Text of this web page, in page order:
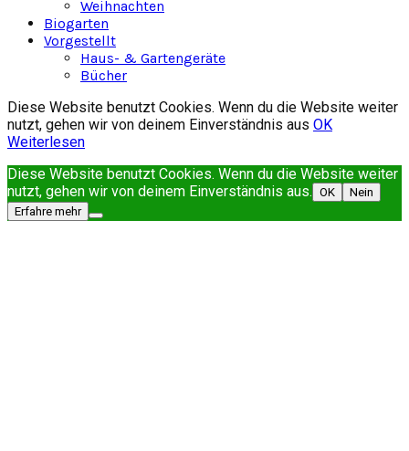
Weihnachten
Biogarten
Vorgestellt
Haus- & Gartengeräte
Bücher
Diese Website benutzt Cookies. Wenn du die Website weiter
nutzt, gehen wir von deinem Einverständnis aus OK
Weiterlesen
Diese Website benutzt Cookies. Wenn du die Website weiter
nutzt, gehen wir von deinem Einverständnis aus. OK
Nein
Erfahre mehr